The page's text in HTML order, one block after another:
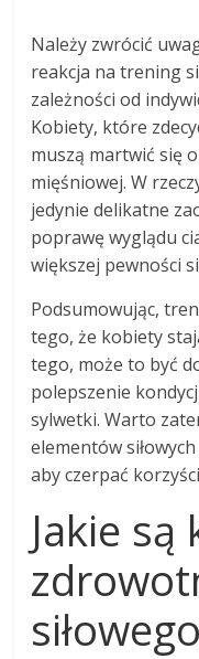
Należy zwrócić
reakcja na trening
zależności od
Kobiety, które
muszą martwić się
mięśniowej. W
jedynie delikatne
poprawę wyglądu
większej pewności
Podsumowując,
tego, że kobiety
tego, może to być
polepszenie
sylwetki. Warto
elementów
aby czerpać
Jakie są